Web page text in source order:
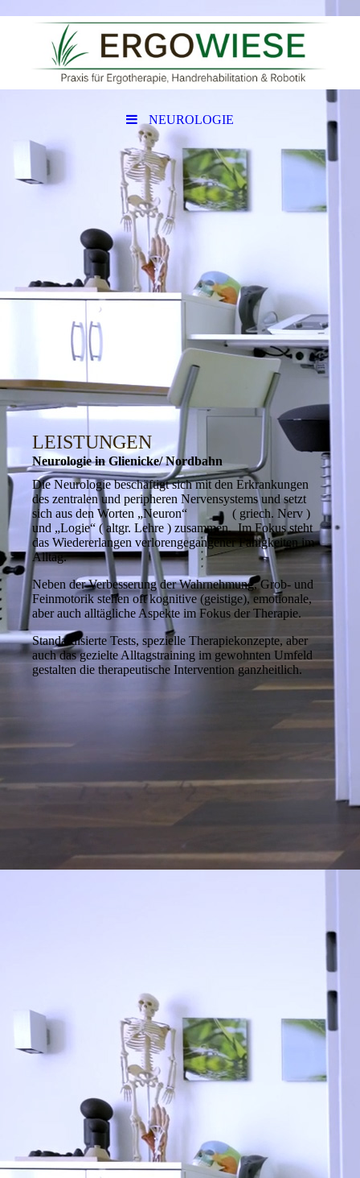
NEUROLOGIE
LEISTUNGEN
Neurologie in Glienicke/ Nordbahn
Die Neurologie beschäftigt sich mit den Erkrankungen
des zentralen und peripheren Nervensystems und setzt
sich aus den Worten „Neuron“ ( griech. Nerv )
und „Logie“ ( altgr. Lehre ) zusammen. Im Fokus steht
das Wiedererlangen verlorengegangener Fähigkeiten im
Alltag.
Neben der Verbesserung der Wahrnehmung, Grob- und
Feinmotorik stehen oft kognitive (geistige), emotionale,
aber auch alltägliche Aspekte im Fokus der Therapie.
Standardisierte Tests, spezielle Therapiekonzepte, aber
auch das gezielte Alltagstraining im gewohnten Umfeld
gestalten die therapeutische Intervention ganzheitlich.